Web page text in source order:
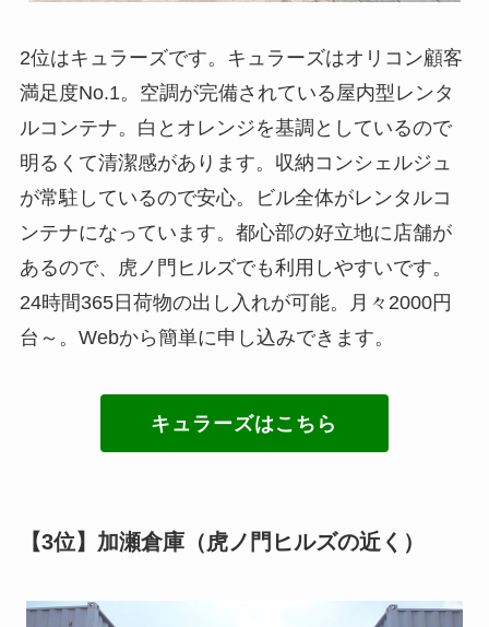
2位はキュラーズです。キュラーズはオリコン顧客
満足度No.1。空調が完備されている屋内型レンタ
ルコンテナ。白とオレンジを基調としているので
明るくて清潔感があります。収納コンシェルジュ
が常駐しているので安心。ビル全体がレンタルコ
ンテナになっています。都心部の好立地に店舗が
あるので、虎ノ門ヒルズでも利用しやすいです。
24時間365日荷物の出し入れが可能。月々2000円
台～。Webから簡単に申し込みできます。
キュラーズはこちら
【3位】加瀬倉庫（虎ノ門ヒルズの近く）